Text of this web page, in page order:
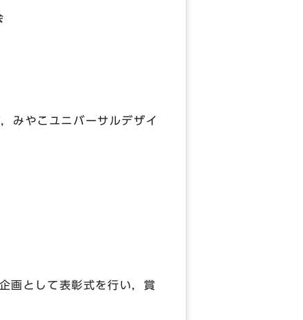
みやこユニバーサルデザイ
として表彰式を行い，賞